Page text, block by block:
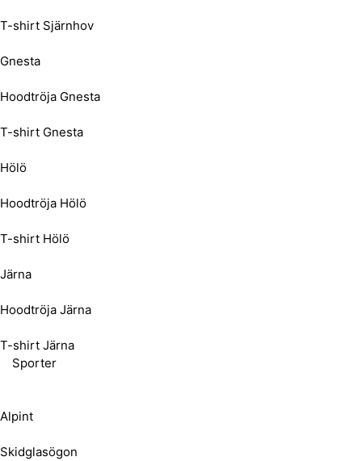
T-shirt Sjärnhov
Gnesta
Hoodtröja Gnesta
T-shirt Gnesta
Hölö
Hoodtröja Hölö
T-shirt Hölö
Järna
Hoodtröja Järna
T-shirt Järna
Sporter
Alpint
Skidglasögon